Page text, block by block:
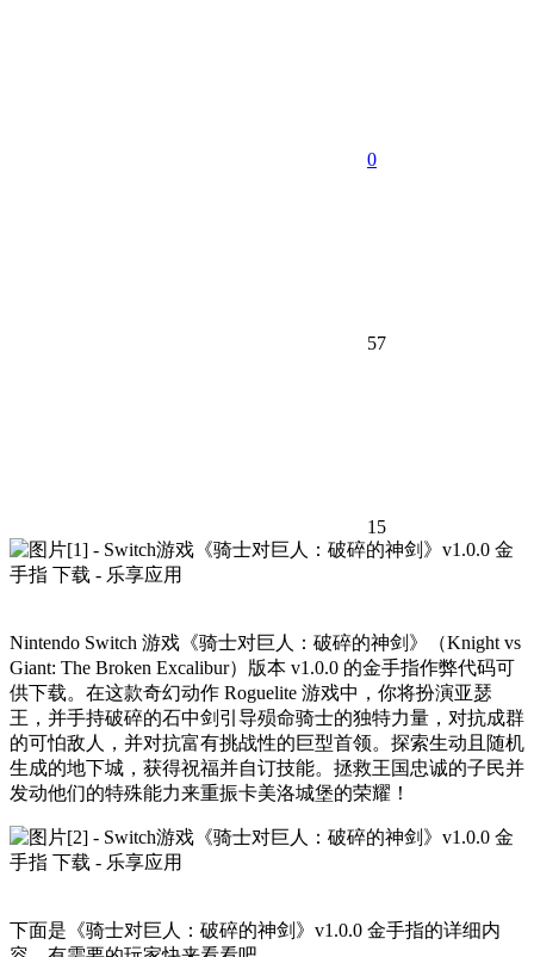
0
57
15
Nintendo Switch 游戏《骑士对巨人：破碎的神剑》（Knight vs
Giant: The Broken Excalibur）版本 v1.0.0 的金手指作弊代码可
供下载。在这款奇幻动作 Roguelite 游戏中，你将扮演亚瑟
王，并手持破碎的石中剑引导殒命骑士的独特力量，对抗成群
的可怕敌人，并对抗富有挑战性的巨型首领。探索生动且随机
生成的地下城，获得祝福并自订技能。拯救王国忠诚的子民并
发动他们的特殊能力来重振卡美洛城堡的荣耀！
下面是《骑士对巨人：破碎的神剑》v1.0.0 金手指的详细内